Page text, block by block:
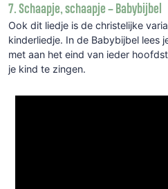
7. Schaapje, schaapje – Babybijbel
Ook dit liedje is de christelijke
kinderliedje. In de Babybijbel lees
met aan het eind van ieder
je kind te zingen.